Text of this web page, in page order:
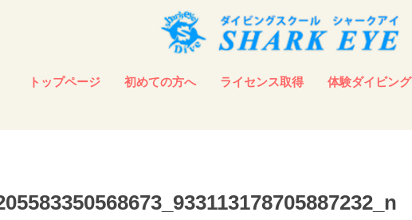
トップページ 初めての方へ ライセンス取得 体験ダイビング